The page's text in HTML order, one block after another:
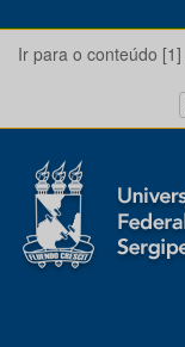
Ir para o conteúdo [1]